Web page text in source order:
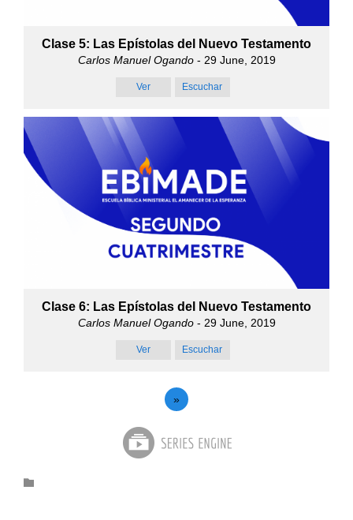
Clase 5: Las Epístolas del Nuevo Testamento
Carlos Manuel Ogando- 29 June, 2019
Ver Escuchar
Clase 6: Las Epístolas del Nuevo Testamento
Carlos Manuel Ogando- 29 June, 2019
Ver Escuchar
»
